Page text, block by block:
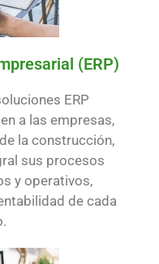
(ERP)
ERP
a las empresas,
la construcción,
sus procesos
y operativos,
de cada